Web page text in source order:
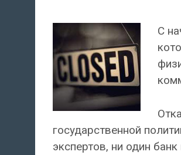
С
государственной
экспертов, ни один